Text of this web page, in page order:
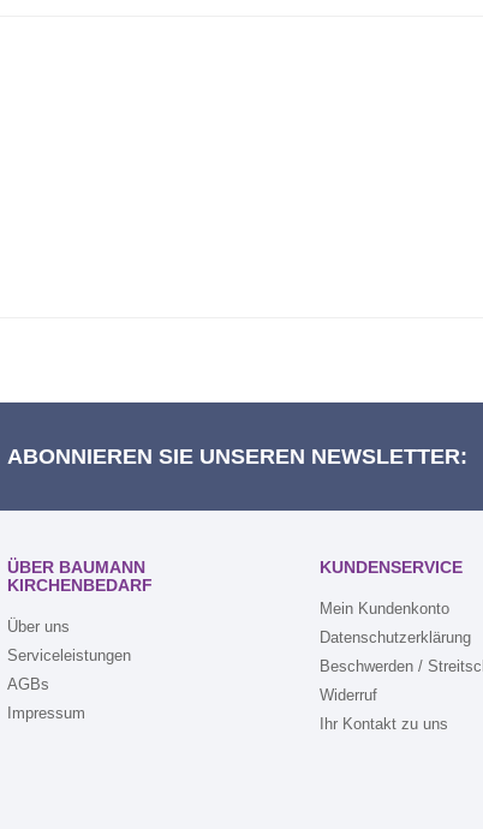
ABONNIEREN SIE UNSEREN NEWSLETTER:
ÜBER BAUMANN
KIRCHENBEDARF
Über uns
Serviceleistungen
AGBs
Impressum
KUNDENSERVICE
Mein Kundenkonto
Datenschutzerklärung
Beschwerden /
Widerruf
Ihr Kontakt zu uns